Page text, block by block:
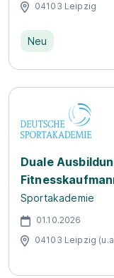
04103 Leipzig
Neu
Duale
Sportakademie
01.10.2026
04103 Leipzig